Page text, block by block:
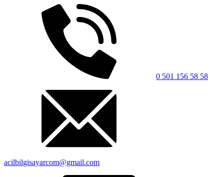
0 501 156 58 58
acilbilgisayarcom@gmail.com